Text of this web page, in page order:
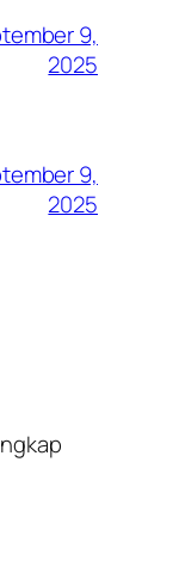
9,
2025
9,
2025